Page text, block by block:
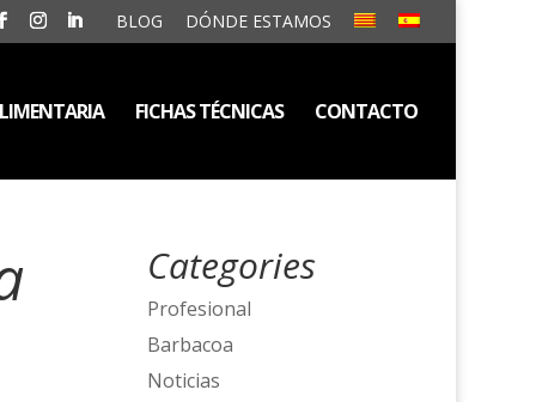
BLOG DÓNDE ESTAMOS
FICHAS TÉCNICAS CONTACTO
Categories
Profesional
Barbacoa
Noticias